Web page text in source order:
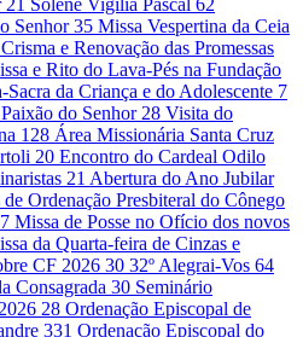
21 Solene Vigília Pascal 62
Senhor35 Missa Vespertina da Ceia
e Renovação das Promessas
e Rito do Lava-Pés na Fundação
Sacra da Criança e do Adolescente 7
do Senhor 28 Visita do
128 Área Missionária Santa Cruz
20 Encontro do Cardeal Odilo
21 Abertura do Ano Jubilar
de Ordenação Presbiteral do Cônego
Missa de Posse no Ofício dos novos
da Quarta-feira de Cinzas e
CF 2026 30 32º Alegrai-Vos 64
Consagrada 30 Seminário
28 Ordenação Episcopal de
331 Ordenação Episcopal do